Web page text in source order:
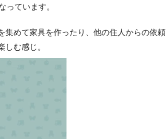
ています。
めて家具を作ったり、他の住人からの依頼
む感じ。